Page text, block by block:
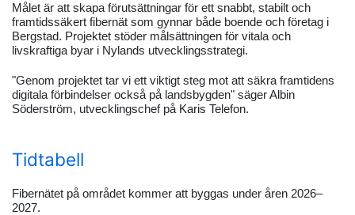
Målet är att skapa förutsättningar för ett snabbt, stabilt och
framtidssäkert fibernät som gynnar både boende och företag i
Bergstad. Projektet stöder målsättningen för vitala och
livskraftiga byar i Nylands utvecklingsstrategi.
"Genom projektet tar vi ett viktigt steg mot att säkra framtidens
digitala förbindelser också på landsbygden" säger Albin
Söderström, utvecklingschef på Karis Telefon.
Tidtabell
Fibernätet på området kommer att byggas under åren 2026–
2027.